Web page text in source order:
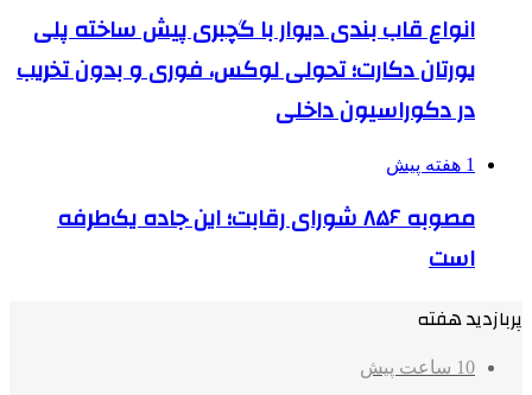
انواع قاب بندی دیوار با گچبری پیش ساخته پلی
یورتان دکارت؛ تحولی لوکس، فوری و بدون تخریب
در دکوراسیون داخلی
1 هفته پیش
مصوبه ۸۵۶ شورای رقابت؛ این جاده یک‌طرفه
است
پربازدید هفته
10 ساعت پیش